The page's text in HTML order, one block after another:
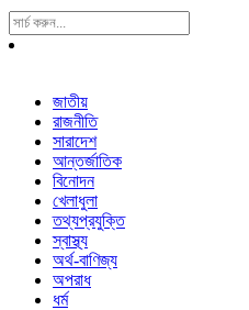
Search
For:
জাতীয়
রাজনীতি
সারাদেশ
আন্তর্জাতিক
বিনোদন
খেলাধুলা
তথ্যপ্রযুক্তি
স্বাস্থ্য
অর্থ-বাণিজ্য
অপরাধ
ধর্ম